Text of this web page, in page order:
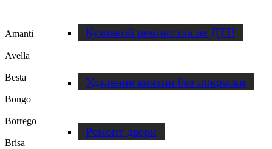
Кузовной ремонт после ДТП
Удаление вмятин без покраски
Ремонт двери
Amanti
Avella
Besta
Bongo
Borrego
Brisa